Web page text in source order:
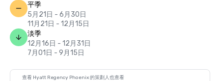
平季
5月21日 - 6月30日
11月21日 - 12月15日
淡季
12月16日 - 12月31日
7月01日 - 9月15日
查看 Hyatt Regency Phoenix 的策劃人也查看